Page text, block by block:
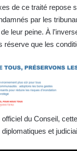
de ce traité
par les
leur peine. À
réserve que les
du Conseil,
et